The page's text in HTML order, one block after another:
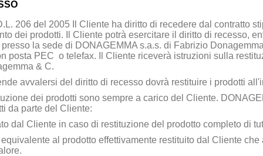
206 del 2005 Il Cliente ha diritto di recedere dal contratto
dei prodotti. Il Cliente potrà esercitare il diritto di recesso,
la sede di DONAGEMMA s.a.s. di Fabrizio
posta PEC o telefax. Il Cliente riceverà istruzioni sulla
& C.
avvalersi del diritto di recesso dovrà restituire i prodotti
dei prodotti sono sempre a carico del Cliente.
da parte del Cliente:
dal Cliente in caso di restituzione del prodotto completo di
equivalente al prodotto effettivamente restituito dal Cliente